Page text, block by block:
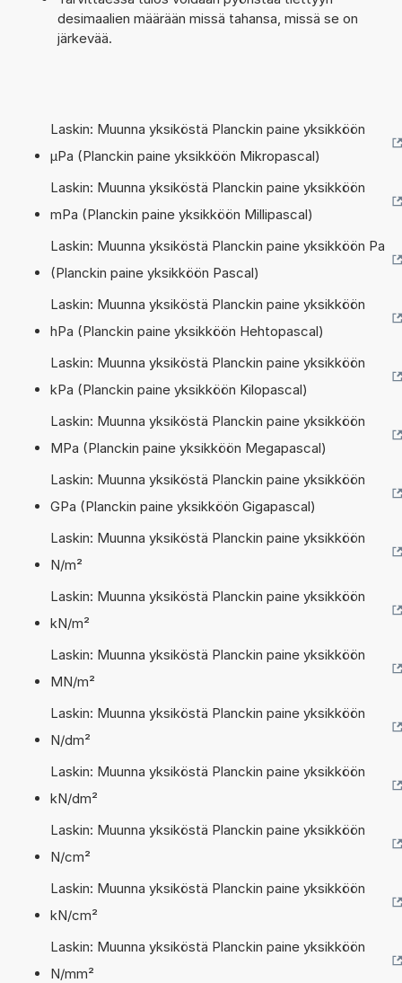
desimaalien määrään missä tahansa, missä se on
järkevää.
Laskin: Muunna yksiköstä Planckin paine yksikköön
µPa (Planckin paine yksikköön Mikropascal)
Laskin: Muunna yksiköstä Planckin paine yksikköön
mPa (Planckin paine yksikköön Millipascal)
Laskin: Muunna yksiköstä Planckin paine yksikköön Pa
(Planckin paine yksikköön Pascal)
Laskin: Muunna yksiköstä Planckin paine yksikköön
hPa (Planckin paine yksikköön Hehtopascal)
Laskin: Muunna yksiköstä Planckin paine yksikköön
kPa (Planckin paine yksikköön Kilopascal)
Laskin: Muunna yksiköstä Planckin paine yksikköön
MPa (Planckin paine yksikköön Megapascal)
Laskin: Muunna yksiköstä Planckin paine yksikköön
GPa (Planckin paine yksikköön Gigapascal)
Laskin: Muunna yksiköstä Planckin paine yksikköön
N/m²
Laskin: Muunna yksiköstä Planckin paine yksikköön
kN/m²
Laskin: Muunna yksiköstä Planckin paine yksikköön
MN/m²
Laskin: Muunna yksiköstä Planckin paine yksikköön
N/dm²
Laskin: Muunna yksiköstä Planckin paine yksikköön
kN/dm²
Laskin: Muunna yksiköstä Planckin paine yksikköön
N/cm²
Laskin: Muunna yksiköstä Planckin paine yksikköön
kN/cm²
Laskin: Muunna yksiköstä Planckin paine yksikköön
N/mm²